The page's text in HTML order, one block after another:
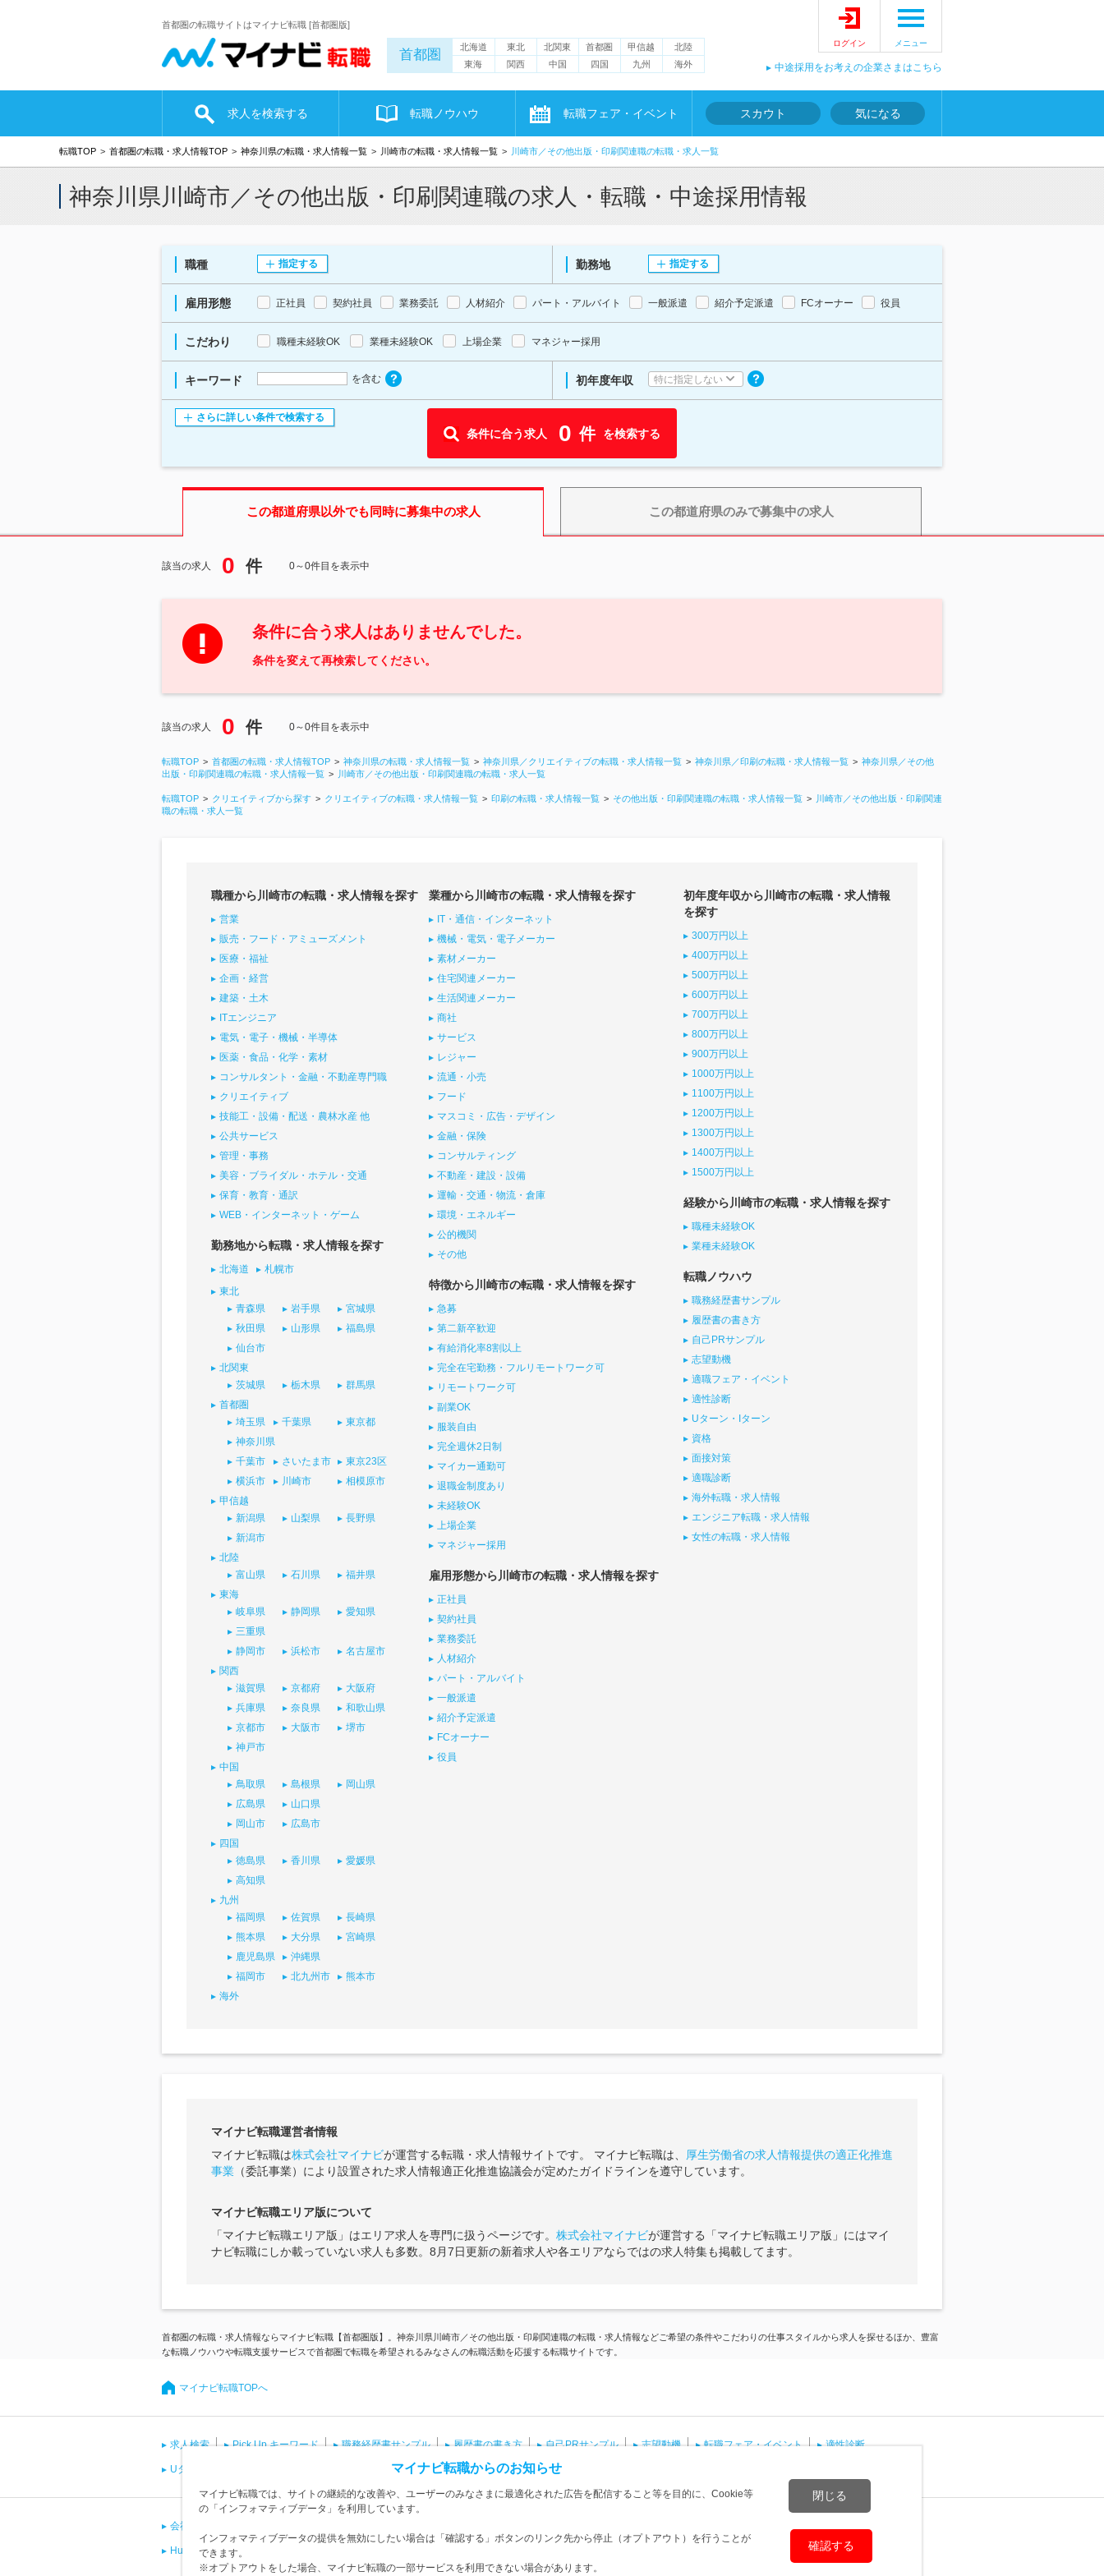
首都圏の転職サイトはマイナビ転職 [首都圏版]
首都圏 北海道 東北 北関東 首都圏 甲信越
北陸
東海
関西 中国 四国 九州 海外
ログイン メニュー
中途採用をお考えの企業さまはこちら
求人を検索する 転職ノウハウ 転職フェア・イベント スカウト 気になる
転職TOP 首都圏の転職・求人情報TOP 神奈川県の転職・求人情報一覧 川崎市の転職・求人情報一覧 川崎市／その他出版・印刷関連職の転職・求人一覧
神奈川県川崎市／その他出版・印刷関連職の求人・転職・中途採用情報
職種 指定する 勤務地 指定する
雇用形態 正社員 契約社員 業務委託 人材紹介 パート・アルバイト 一般派遣 紹介予定派遣 FCオーナー 役員
こだわり 職種未経験OK 業種未経験OK 上場企業 マネジャー採用
キーワード を含む 初年度年収 特に指定しない
さらに詳しい条件で検索する
条件に合う求人 0 件 を検索する
この都道府県以外でも同時に募集中の求人 この都道府県のみで募集中の求人
該当の求人 0 件 0～0件目を表示中
条件に合う求人はありませんでした。
条件を変えて再検索してください。
該当の求人 0 件 0～0件目を表示中
転職TOP 首都圏の転職・求人情報TOP 神奈川県の転職・求人情報一覧 神奈川県／クリエイティブの転職・求人情報一覧 神奈川県／印刷の転職・求人情報一覧
神奈川県／その他
出版・印刷関連職の転職・求人情報一覧
川崎市／その他出版・印刷関連職の転職・求人一覧
転職TOP クリエイティブから探す クリエイティブの転職・求人情報一覧 印刷の転職・求人情報一覧 その他出版・印刷関連職の転職・求人情報一覧
川崎市／その他出版・印刷関連
職の転職・求人一覧
職種から川崎市の転職・求人情報を探す
営業
販売・フード・アミューズメント
医療・福祉
企画・経営
建築・土木
ITエンジニア
電気・電子・機械・半導体
医薬・食品・化学・素材
コンサルタント・金融・不動産専門職
クリエイティブ
技能工・設備・配送・農林水産 他
公共サービス
管理・事務
美容・ブライダル・ホテル・交通
保育・教育・通訳
WEB・インターネット・ゲーム
勤務地から転職・求人情報を探す
北海道
札幌市
東北
青森県
岩手県
宮城県
秋田県
山形県
福島県
仙台市
北関東
茨城県
栃木県
群馬県
首都圏
埼玉県
千葉県
東京都
神奈川県
千葉市
さいたま市
東京23区
横浜市
川崎市
相模原市
甲信越
新潟県
山梨県
長野県
新潟市
北陸
富山県
石川県
福井県
東海
岐阜県
静岡県
愛知県
三重県
静岡市
浜松市
名古屋市
関西
滋賀県
京都府
大阪府
兵庫県
奈良県
和歌山県
京都市
大阪市
堺市
神戸市
中国
鳥取県
島根県
岡山県
広島県
山口県
岡山市
広島市
四国
徳島県
香川県
愛媛県
高知県
九州
福岡県
佐賀県
長崎県
熊本県
大分県
宮崎県
鹿児島県
沖縄県
福岡市
北九州市
熊本市
海外
業種から川崎市の転職・求人情報を探す
IT・通信・インターネット
機械・電気・電子メーカー
素材メーカー
住宅関連メーカー
生活関連メーカー
商社
サービス
レジャー
流通・小売
フード
マスコミ・広告・デザイン
金融・保険
コンサルティング
不動産・建設・設備
運輸・交通・物流・倉庫
環境・エネルギー
公的機関
その他
特徴から川崎市の転職・求人情報を探す
急募
第二新卒歓迎
有給消化率8割以上
完全在宅勤務・フルリモートワーク可
リモートワーク可
副業OK
服装自由
完全週休2日制
マイカー通勤可
退職金制度あり
未経験OK
上場企業
マネジャー採用
雇用形態から川崎市の転職・求人情報を探す
正社員
契約社員
業務委託
人材紹介
パート・アルバイト
一般派遣
紹介予定派遣
FCオーナー
役員
初年度年収から川崎市の転職・求人情報
を探す
300万円以上
400万円以上
500万円以上
600万円以上
700万円以上
800万円以上
900万円以上
1000万円以上
1100万円以上
1200万円以上
1300万円以上
1400万円以上
1500万円以上
経験から川崎市の転職・求人情報を探す
職種未経験OK
業種未経験OK
転職ノウハウ
職務経歴書サンプル
履歴書の書き方
自己PRサンプル
志望動機
適職フェア・イベント
適性診断
Uターン・Iターン
資格
面接対策
適職診断
海外転職・求人情報
エンジニア転職・求人情報
女性の転職・求人情報
マイナビ転職運営者情報
マイナビ転職は株式会社マイナビが運営する転職・求人情報サイトです。 マイナビ転職は、
厚生労働省の求人情報提供の適正化推進
事業 （委託事業）により設置された求人情報適正化推進協議会が定めたガイドラインを遵守しています。
マイナビ転職エリア版について
「マイナビ転職エリア版」はエリア求人を専門に扱うページです。 株式会社マイナビが運営する「マイナビ転職エリア版」にはマイ
ナビ転職にしか載っていない求人も多数。8月7日更新の新着求人や各エリアならではの求人特集も掲載してます。
首都圏の転職・求人情報ならマイナビ転職【首都圏版】。神奈川県川崎市／その他出版・印刷関連職の転職・求人情報などご希望の条件やこだわりの仕事スタイルから求人を探せるほか、豊富
な転職ノウハウや転職支援サービスで首都圏で転職を希望されるみなさんの転職活動を応援する転職サイトです。
マイナビ転職TOPへ
求人検索 Pick Up キーワード 職務経歴書サンプル 履歴書の書き方 自己PRサンプル 志望動機 転職フェア・イベント 適性診断
Uターン・Iターン 海外転職・求人 エンジニア求人 面接対策
会社概要
Human Capitalサポネット<採用ご担当者向け>
マイナビ転職からのお知らせ
マイナビ転職では、サイトの継続的な改善や、ユーザーのみなさまに最適化された広告を配信すること等を目的に、Cookie等
の「インフォマティブデータ」を利用しています。
インフォマティブデータの提供を無効にしたい場合は「確認する」ボタンのリンク先から停止（オプトアウト）を行うことが
できます。
※オプトアウトをした場合、マイナビ転職の一部サービスを利用できない場合があります。
閉じる
確認する